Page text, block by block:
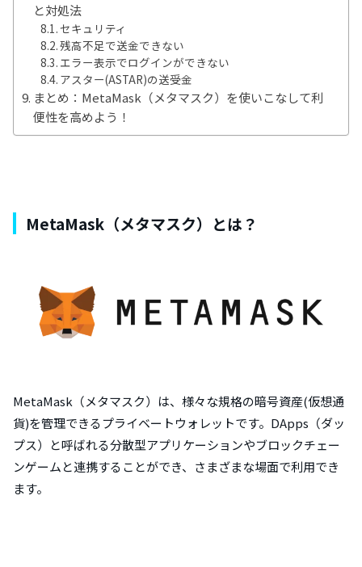
と対処法
セキュリティ
残高不足で送金できない
エラー表示でログインができない
アスター(ASTAR)の送受金
まとめ：MetaMask（メタマスク）を使いこなして利
便性を高めよう！
MetaMask（メタマスク）とは？
MetaMask（メタマスク）は、様々な規格の暗号資産(仮想通
貨)を管理できるプライベートウォレットです。DApps（ダッ
プス）と呼ばれる分散型アプリケーションやブロックチェー
ンゲームと連携することができ、さまざまな場面で利用でき
ます。